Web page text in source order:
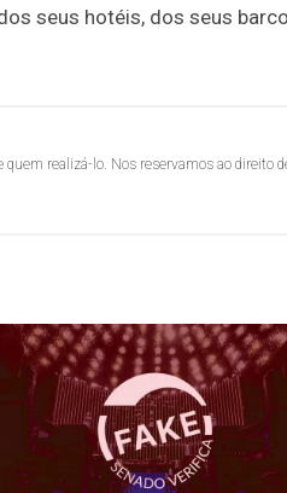
seus hotéis, dos seus
quem realizá-lo. Nos reservamos ao